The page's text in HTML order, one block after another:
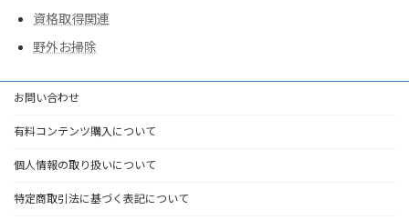
資格取得関連
野外お掃除
お問い合わせ
有料コンテンツ購入について
個人情報の取り扱いについて
特定商取引法に基づく表記について